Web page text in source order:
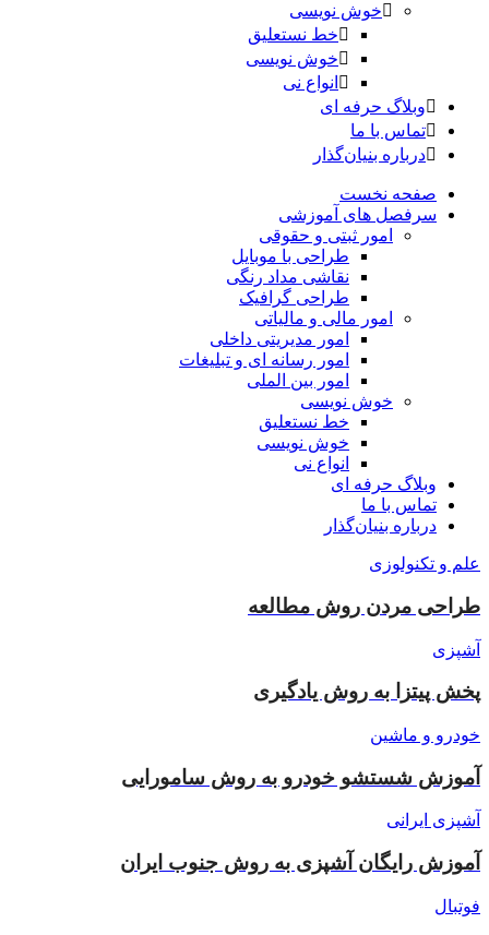
خوش نویسی
خط نستعلیق
خوش نویسی
انواع نی
وبلاگ حرفه ای
تماس با ما
درباره بنیان‌گذار
صفحه نخست
سرفصل های آموزشی
امور ثبتی و حقوقی
طراحی با موبایل
نقاشی مداد رنگی
طراحی گرافیک
امور مالی و مالیاتی
امور مدیریتی داخلی
امور رسانه ای و تبلیغات
امور بین الملی
خوش نویسی
خط نستعلیق
خوش نویسی
انواع نی
وبلاگ حرفه ای
تماس با ما
درباره بنیان‌گذار
علم و تکنولوزی
طراحی مردن روش مطالعه
آشپزی
پخش پیتزا به روش یادگیری
خودرو و ماشین
آموزش شستشو خودرو به روش سامورایی
آشپزی ایرانی
آموزش رایگان آشپزی به روش جنوب ایران
فوتبال